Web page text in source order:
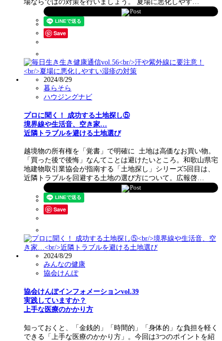
場ならではの対策を行いましょう。 夏場に悪化しやす…
Post
Save
2024/8/29
暮らそら
ハウジングナビ
プロに聞く！ 成功する土地探し⑤
境界線や生活音、空き家…
近隣トラブルを避ける土地選び
越境物の所有権を「覚書」で明確に 土地は高価なお買い物。
「買った後で後悔」なんてことは避けたいところ。和歌山県宅
地建物取引業協会が指南する「土地探し」シリーズ5回目は、
近隣トラブルを回避する土地の選び方について。広報啓…
Post
Save
2024/8/29
みんなの健康
協会けんぽ
協会けんぽインフォメーションvol.39
実践していますか？
上手な医療のかかり方
知っておくと、「金銭的」「時間的」「身体的」な負担を軽く
できる「上手な医療のかかり方」。今回は3つのポイントを紹